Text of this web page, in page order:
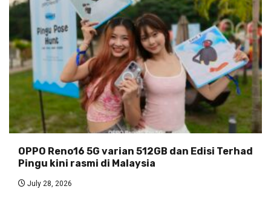
OPPO Reno16 5G varian 512GB dan Edisi Terhad
Pingu kini rasmi di Malaysia
July 28, 2026